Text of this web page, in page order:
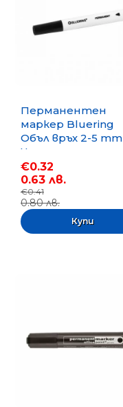
Перманентен
маркер Bluering
Объл връх 2-5 mm
Черен
€0.32
0.63 лв.
€0.41
0.80 лв.